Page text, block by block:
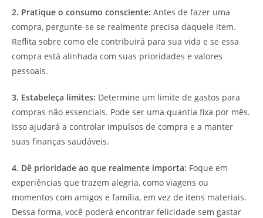
2. Pratique o consumo consciente: Antes de fazer uma
compra, pergunte-se se realmente precisa daquele item.
Reflita sobre como ele contribuirá para sua vida e se essa
compra está alinhada com suas prioridades e valores
pessoais.
3. Estabeleça limites: Determine um limite de gastos para
compras não essenciais. Pode ser uma quantia fixa por mês.
Isso ajudará a controlar impulsos de compra e a manter
suas finanças saudáveis.
4. Dê prioridade ao que realmente importa: Foque em
experiências que trazem alegria, como viagens ou
momentos com amigos e família, em vez de itens materiais.
Dessa forma, você poderá encontrar felicidade sem gastar